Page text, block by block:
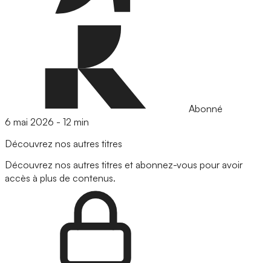
Abonné
6 mai 2026 - 12 min
Découvrez nos autres titres
Découvrez nos autres titres et abonnez-vous pour avoir
accès à plus de contenus.